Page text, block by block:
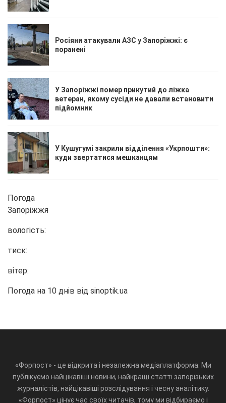
Росіяни атакували АЗС у Запоріжжі: є
поранені
У Запоріжжі помер прикутий до ліжка
ветеран, якому сусіди не давали встановити
підйомник
У Кушугумі закрили відділення «Укрпошти»:
куди звертатися мешканцям
Погода
Запоріжжя
вологість:
тиск:
вітер:
Погода на 10 днів від sinoptik.ua
«Форпост» - це відкрита і незалежна медіаплатформа. Ми
публікуємо найцікавіші новини, найкращі статті запорізьких
журналістів, найцікавіші розслідування і чесну аналітику.
«Форпост» цінує час своїх читачів, тому ми відбираємо і